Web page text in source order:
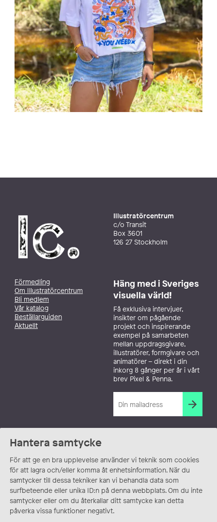
Hantera samtycke
För att ge en bra upplevelse använder vi teknik som cookies
för att lagra och/eller komma åt enhetsinformation. När du
samtycker till dessa tekniker kan vi behandla data som
surfbeteende eller unika ID:n på denna webbplats. Om du inte
samtycker eller om du återkallar ditt samtycke kan detta
påverka vissa funktioner negativt.
Illustratörcentrum
c/o Transit
Box 3601
126 27 Stockholm
Förmedling
Om Illustratörcentrum
Bli medlem
Vår katalog
Beställarguiden
Aktuellt
Häng med i Sveriges
visuella värld!
Få exklusiva intervjuer,
insikter om pågående
projekt och inspirerande
exempel på samarbeten
mellan uppdragsgivare,
illustratörer, formgivare och
animatörer – direkt i din
inkorg 8 gånger per år i vårt
brev Pixel & Penna.